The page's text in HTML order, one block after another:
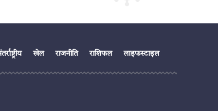
खेल राजनीति राशिफल लाइफस्टाइल